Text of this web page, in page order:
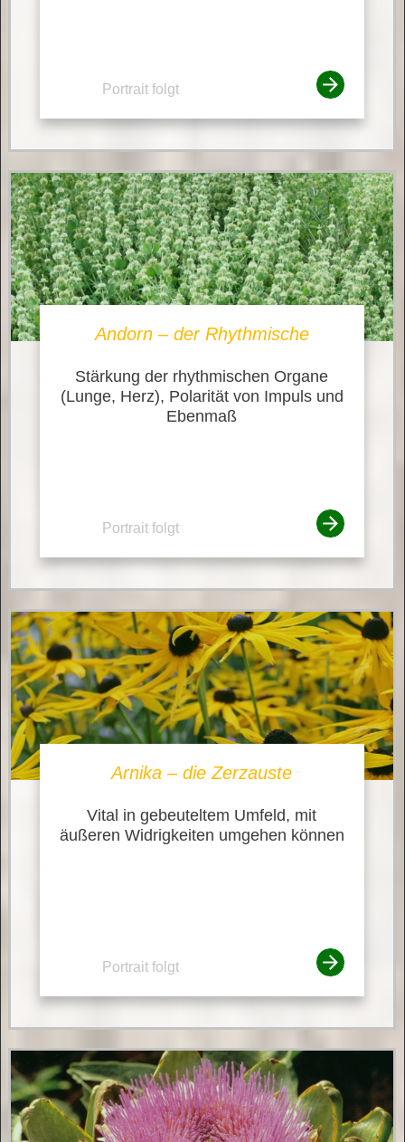
Portrait folgt
Andorn – der Rhythmische
Stärkung der rhythmischen Organe
(Lunge, Herz), Polarität von Impuls und
Ebenmaß
Portrait folgt
Arnika – die Zerzauste
Vital in gebeuteltem Umfeld, mit
äußeren Widrigkeiten umgehen können
Portrait folgt